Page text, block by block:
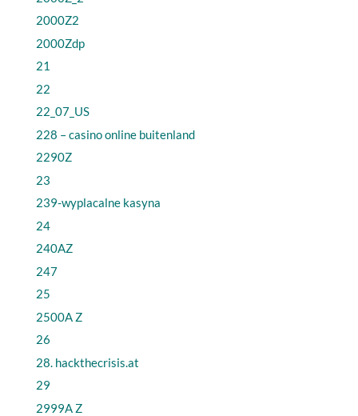
2000Z2
2000Zdp
21
22
22_07_US
228 – casino online buitenland
2290Z
23
239-wyplacalne kasyna
24
240AZ
247
25
2500A Z
26
28. hackthecrisis.at
29
2999A Z